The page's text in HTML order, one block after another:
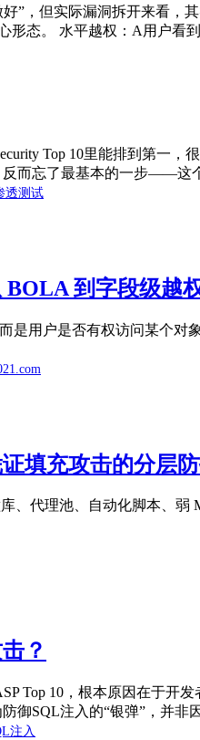
”，但实际漏洞拆开来看，
形态。 水平越权：A用户看
Top 10里能排到第一
而忘了最基本的一步——这
透测试
到字段级越
是用户是否有权访问某个对
填充攻击的分层
、代理池、自动化脚本、
？
Top 10，根本原因在于开
御SQL注入的“银弹”，并
注入